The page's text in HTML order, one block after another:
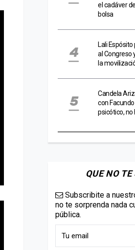
el cadáver
bolsa
Lali
al Congreso
la
Candela
con
psicótico, no
QUE NO
Subscribite a
no te sorprenda nada
pública.